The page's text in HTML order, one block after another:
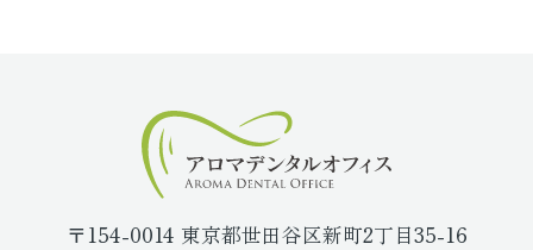
〒154-0014 東京都世田谷区新町2丁目35-16